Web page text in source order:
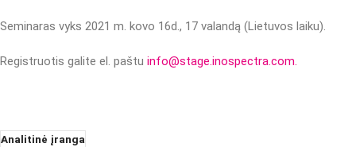
Seminaras vyks 2021 m. kovo 16d., 17 valandą (Lietuvos laiku).
Registruotis galite el. paštu info@stage.inospectra.com.
Analitinė įranga